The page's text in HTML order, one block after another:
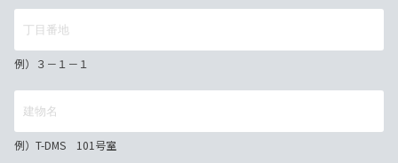
例）３－１－１
例）T-DMS 101号室